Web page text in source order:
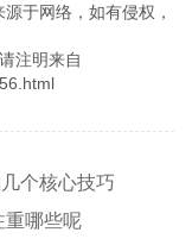
于网络，如有侵权，
注明来自
个核心技巧
重哪些呢